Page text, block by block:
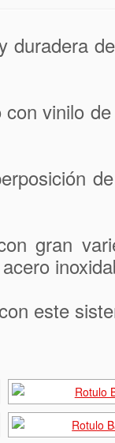
duradera
vinilo
gran
este